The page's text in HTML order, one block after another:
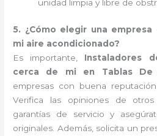
unidad limpia y libre de
5. ¿Cómo elegir una
mi aire acondicionado?
Es importante, Instaladores
cerca de mi en Tablas De
empresas con buena
Verifica las opiniones de
garantías de servicio y
originales. Además, solicita un